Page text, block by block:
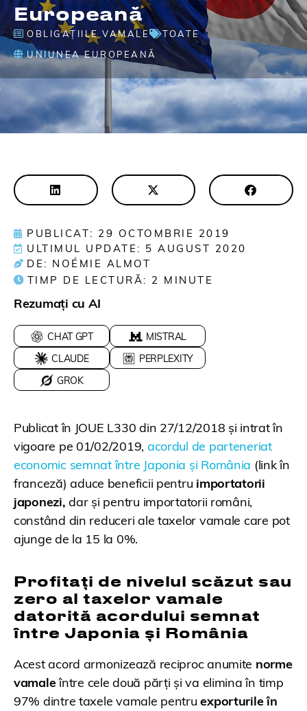
Europeană
OBLIGAȚIILE VAMALE
TOATE
UNIUNEA EUROPEANĂ
PUBLICAT: 29 OCTOMBRIE 2019
ULTIMUL UPDATE: 5 AUGUST 2020
DE: NOÉMIE ALMOT
TIMP DE LECTURĂ: 2 MINUTE
Rezumați cu AI
CHAT GPT
MISTRAL
CLAUDE
PERPLEXITY
GROK
Publicat în JOUE L330 din 27/12/2018 și intrat în
vigoare pe 01/02/2019, acordul de parteneriat
economic semnat între Japonia și România (link în
franceză) aduce beneficii pentru importatorii
japonezi,dar și pentru importatorii români,
constând din reduceri ale taxelor vamale care pot
ajunge de la 15 la 0%.
Profitați de nivelul scăzut sau
zero al taxelor vamale
datorită acordului semnat
între Japonia și România
Acest acord armonizează reciproc anumite norme
vamaleîntre cele două părți și va elimina în timp
97% dintre taxele vamale pentruexporturile în